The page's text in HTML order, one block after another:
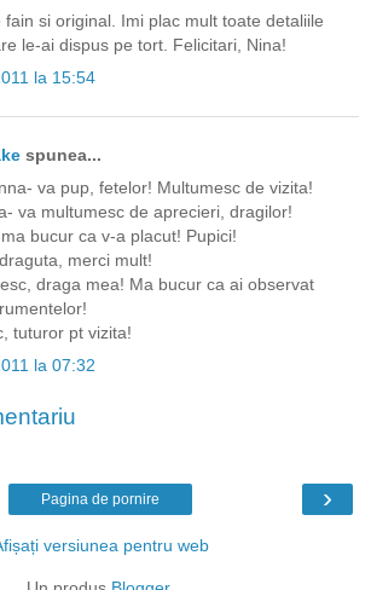
si original. Imi plac mult toate detaliile
le-ai dispus pe tort. Felicitari, Nina!
la 15:54
spunea...
va pup, fetelor! Multumesc de vizita!
va multumesc de aprecieri, dragilor!
bucur ca v-a placut! Pupici!
merci mult!
draga mea! Ma bucur ca ai observat
tuturor pt vizita!
la 07:32
›
Pagina de pornire
versiunea pentru web